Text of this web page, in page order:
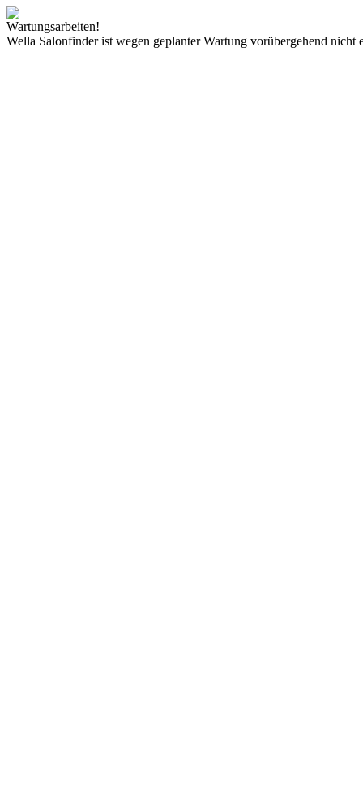
Wartungsarbeiten!
Wella Salonfinder ist wegen geplanter Wartung vorübergehend